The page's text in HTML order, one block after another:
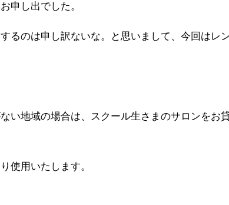
申し出でした。
るのは申し訳ないな。と思いまして、今回はレ
い地域の場合は、スクール生さまのサロンをお
使用いたします。